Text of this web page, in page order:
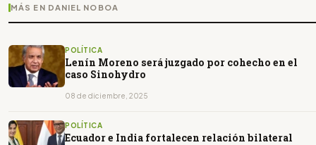
MÁS EN DANIEL NOBOA
POLÍTICA
Lenín Moreno será juzgado por cohecho en el
caso Sinohydro
08 de diciembre, 2025
POLÍTICA
Ecuador e India fortalecen relación bilateral